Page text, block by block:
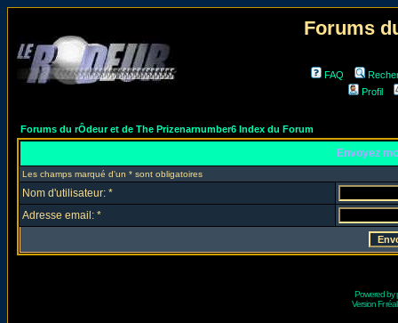
Forums
FAQ
Profil
Forums du rÔdeur et de The Prizenarnumber6 Index du Forum
Envoyez
Les champs marqué d'un * sont obligatoires
Nom d'utilisateur: *
Adresse email: *
Powered by
Version Fr